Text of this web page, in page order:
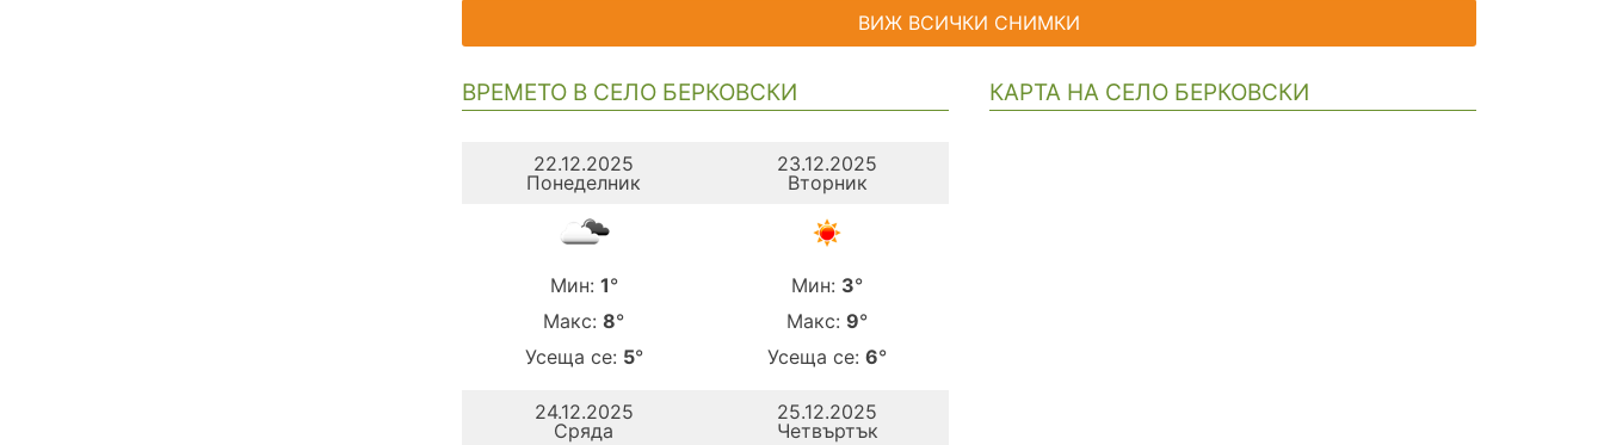
ВИЖ ВСИЧКИ СНИМКИ
ВРЕМЕТО В СЕЛО БЕРКОВСКИ
22.12.2025
Понеделник
Мин: 1°
Макс: 8°
Усеща се: 5°
23.12.2025
Вторник
Мин: 3°
Макс: 9°
Усеща се: 6°
24.12.2025
Сряда
25.12.2025
Четвъртък
КАРТА НА СЕЛО БЕРКОВСКИ